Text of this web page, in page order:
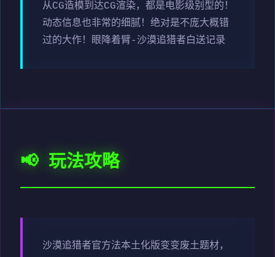
从CG造模到达CG渲染，都是电影级别型的！
动态信息也非常的细腻！绝对是不庞大概错
过的大作！眼降着臂-沙漠追猎者白送记录
📢 玩法攻略
沙漠追猎者官方法本土化版变变废土题材，